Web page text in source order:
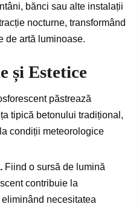
bănci sau alte instalații
nocturne, transformând
de artă luminoase.
și Estetice
păstrează
tipică betonului tradițional,
condiții meteorologice
Fiind o sursă de lumină
contribuie la
necesitatea